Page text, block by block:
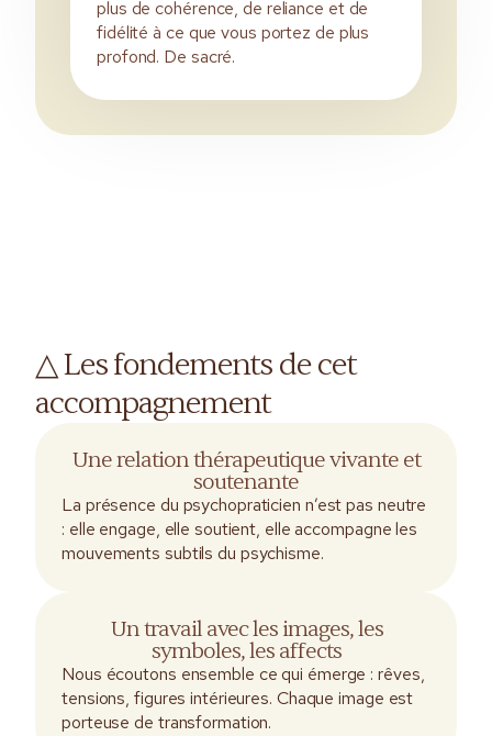
plus de cohérence, de reliance et de
fidélité à ce que vous portez de plus
profond. De sacré.
△ Les fondements de cet
accompagnement
Une relation thérapeutique vivante et
soutenante
La présence du psychopraticien n’est pas neutre
: elle engage, elle soutient, elle accompagne les
mouvements subtils du psychisme.
Un travail avec les images, les
symboles, les affects
Nous écoutons ensemble ce qui émerge : rêves,
tensions, figures intérieures. Chaque image est
porteuse de transformation.